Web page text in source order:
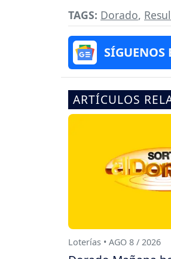
TAGS: Dorado,
SÍGUENOS
ARTÍCULOS
Loterías • AGO 8 / 2026